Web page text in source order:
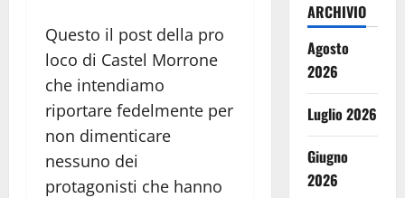
Questo il post della pro
loco di Castel Morrone
che intendiamo
riportare fedelmente per
non dimenticare
nessuno dei
protagonisti che hanno
ARCHIVIO
Agosto
2026
Luglio 2026
Giugno
2026